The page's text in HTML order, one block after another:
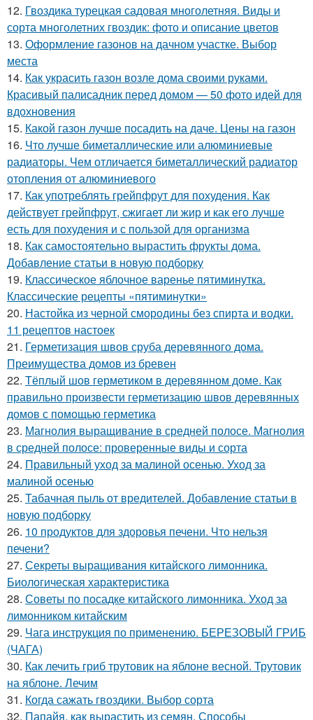
12. Гвоздика турецкая садовая многолетняя. Виды и
сорта многолетних гвоздик: фото и описание цветов
13. Оформление газонов на дачном участке. Выбор
места
14. Как украсить газон возле дома своими руками.
Красивый палисадник перед домом — 50 фото идей для
вдохновения
15. Какой газон лучше посадить на даче. Цены на газон
16. Что лучше биметаллические или алюминиевые
радиаторы. Чем отличается биметаллический радиатор
отопления от алюминиевого
17. Как употреблять грейпфрут для похудения. Как
действует грейпфрут, сжигает ли жир и как его лучше
есть для похудения и с пользой для организма
18. Как самостоятельно вырастить фрукты дома.
Добавление статьи в новую подборку
19. Классическое яблочное варенье пятиминутка.
Классические рецепты «пятиминутки»
20. Настойка из черной смородины без спирта и водки.
11 рецептов настоек
21. Герметизация швов сруба деревянного дома.
Преимущества домов из бревен
22. Тёплый шов герметиком в деревянном доме. Как
правильно произвести герметизацию швов деревянных
домов с помощью герметика
23. Магнолия выращивание в средней полосе. Магнолия
в средней полосе: проверенные виды и сорта
24. Правильный уход за малиной осенью. Уход за
малиной осенью
25. Табачная пыль от вредителей. Добавление статьи в
новую подборку
26. 10 продуктов для здоровья печени. Что нельзя
печени?
27. Секреты выращивания китайского лимонника.
Биологическая характеристика
28. Советы по посадке китайского лимонника. Уход за
лимонником китайским
29. Чага инструкция по применению. БЕРЕЗОВЫЙ ГРИБ
(ЧАГА)
30. Как лечить гриб трутовик на яблоне весной. Трутовик
на яблоне. Лечим
31. Когда сажать гвоздики. Выбор сорта
32. Папайя, как вырастить из семян. Способы